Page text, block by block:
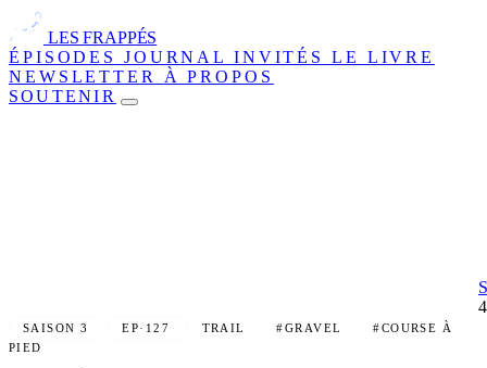
LES FRAPPÉS
ÉPISODES JOURNAL INVITÉSLE LIVRE
NEWSLETTER À PROPOS
SOUTENIR
SAISON 3 EP·127 TRAIL #GRAVEL
#COURSE À
PIED